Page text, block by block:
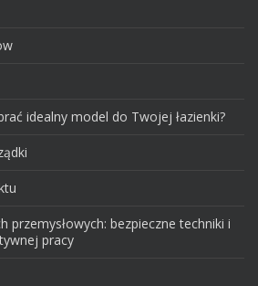
idealny model do Twojej łazienki?
przemysłowych: bezpieczne techniki i
pracy